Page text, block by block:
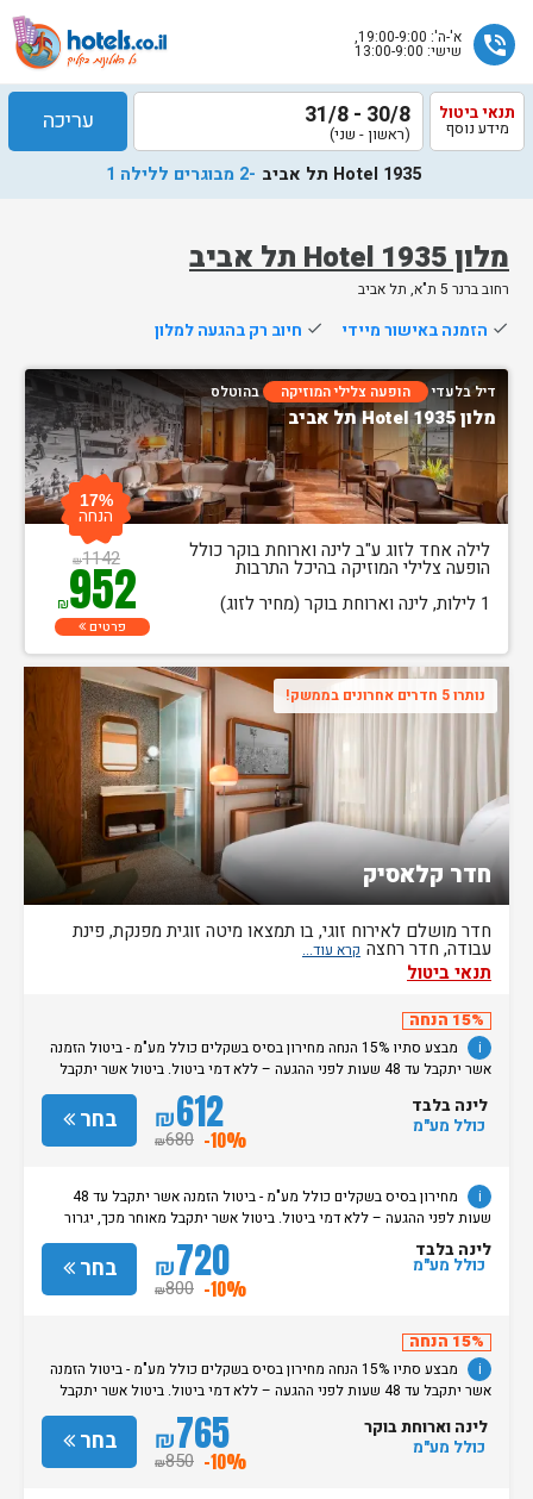
phone_in_talk א'-ה': 19:00-9:00,
שישי: 13:00-9:00
מלון Hotel 1935 תל אביב
רחוב ברנר 5 ת"א, תל אביב
תנאי ביטול
מידע נוסף 30/8 - 31/8
(ראשון - שני) עריכה
Hotel 1935 תל אביב -2 מבוגרים ללילה 1
done הזמנה באישור מיידי done חיוב רק בהגעה למלון
דיל בלעדי הופעה צלילי המוזיקה בהוטלס
מלון Hotel 1935 תל אביב
לילה אחד לזוג ע"ב לינה וארוחת בוקר כולל
הופעה צלילי המוזיקה בהיכל התרבות
1 לילות, לינה וארוחת בוקר (מחיר לזוג)
₪1142
₪952
17%
הנחה
פרטים
נותרו 5 חדרים אחרונים בממשק!
חדר קלאסיק
חדר מושלם לאירוח זוגי, בו תמצאו מיטה זוגית מפנקת, פינת
עבודה, חדר רחצה
תנאי ביטול
15% הנחה
i
מבצע סתיו 15% הנחה מחירון בסיס בשקלים כולל מע"מ - ביטול הזמנה
אשר יתקבל עד 48 שעות לפני ההגעה – ללא דמי ביטול. ביטול אשר יתקבל
מאוחר מכך, יגרור חיוב בסך 50% מעלות ההזמנה. אי הגעה ללא כל הודעה
מוקדמת תגרור חיוב בסך 100% מעלות ההזמנה. מדיניות קבלת/עזיבת חדרים:
שעת קבלת החדרים הינה החל מהשעה 15:00. בימי שבת / חג: קבלת חדרים
החל מצאת השבת/החג. שעת עזיבת חדרים בכל ימות השבוע עד השעה 11:00.
בחר ₪612
₪680 -10%
לינה בלבד
כולל מע"מ
i
מחירון בסיס בשקלים כולל מע"מ - ביטול הזמנה אשר יתקבל עד 48
שעות לפני ההגעה – ללא דמי ביטול. ביטול אשר יתקבל מאוחר מכך, יגרור
חיוב בסך 50% מעלות ההזמנה. אי הגעה ללא כל הודעה מוקדמת תגרור חיוב
בסך 100% מעלות ההזמנה. מדיניות קבלת/עזיבת חדרים: שעת קבלת החדרים
הינה החל מהשעה 15:00. בימי שבת / חג: קבלת חדרים החל מצאת
השבת/החג. שעת עזיבת חדרים בכל ימות השבוע עד השעה 11:00. בימי שבת/
בחר ₪720
₪800 -10%
לינה בלבד
כולל מע"מ
15% הנחה
i
מבצע סתיו 15% הנחה מחירון בסיס בשקלים כולל מע"מ - ביטול הזמנה
אשר יתקבל עד 48 שעות לפני ההגעה – ללא דמי ביטול. ביטול אשר יתקבל
מאוחר מכך, יגרור חיוב בסך 50% מעלות ההזמנה. אי הגעה ללא כל הודעה
מוקדמת תגרור חיוב בסך 100% מעלות ההזמנה. מדיניות קבלת/עזיבת חדרים:
שעת קבלת החדרים הינה החל מהשעה 15:00. בימי שבת / חג: קבלת חדרים
החל מצאת השבת/החג. שעת עזיבת חדרים בכל ימות השבוע עד השעה 11:00.
בחר ₪765
₪850 -10%
לינה וארוחת בוקר
כולל מע"מ
שלח
הוטלס
יחזור
אליך
בשעות
הפעילות